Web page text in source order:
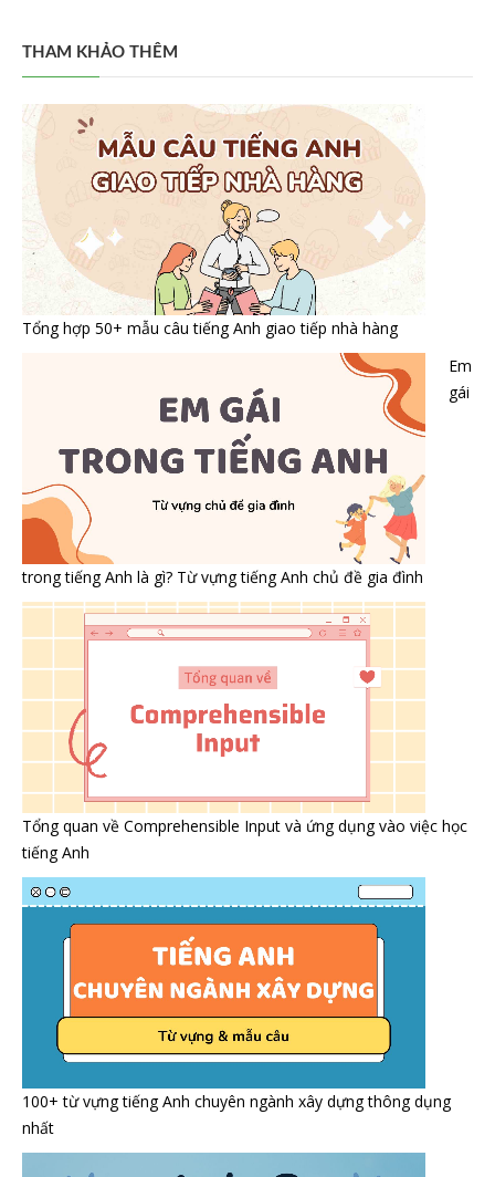
THAM KHẢO THÊM
Tổng hợp 50+ mẫu câu tiếng Anh giao tiếp nhà hàng
Em
gái
trong tiếng Anh là gì? Từ vựng tiếng Anh chủ đề gia đình
Tổng quan về Comprehensible Input và ứng dụng vào việc học
tiếng Anh
100+ từ vựng tiếng Anh chuyên ngành xây dựng thông dụng
nhất